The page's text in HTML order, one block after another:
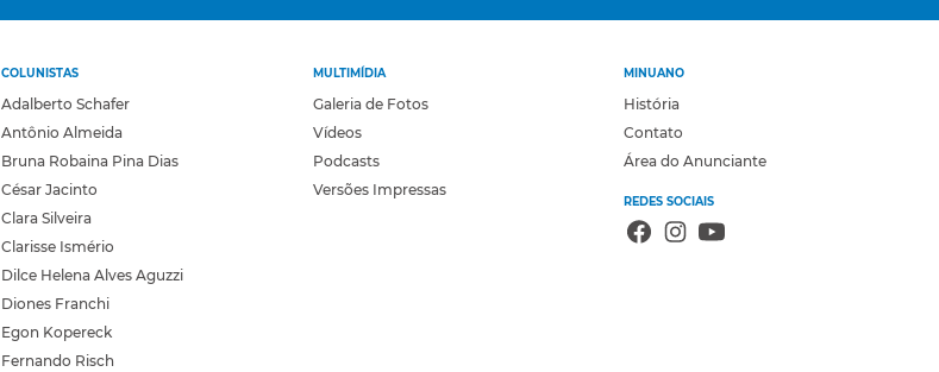
COLUNISTAS
Adalberto Schafer
Antônio Almeida
Bruna Robaina Pina Dias
César Jacinto
Clara Silveira
Clarisse Ismério
Dilce Helena Alves Aguzzi
Diones Franchi
Egon Kopereck
Fernando Risch
MULTIMÍDIA
Galeria de Fotos
Vídeos
Podcasts
Versões Impressas
MINUANO
História
Contato
Área do Anunciante
REDES SOCIAIS